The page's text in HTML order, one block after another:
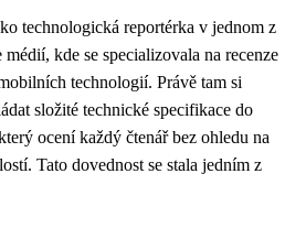
technologická reportérka v jednom z
kde se specializovala na recenze
technologií. Právě tam si
složité technické specifikace do
ocení každý čtenář bez ohledu na
Tato dovednost se stala jedním z